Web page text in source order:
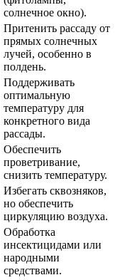
солнечное окно).
Притенить рассаду от
прямых солнечных
лучей, особенно в
полдень.
Поддерживать
оптимальную
температуру для
конкретного вида
рассады.
Обеспечить
проветривание,
снизить температуру.
Избегать сквозняков,
но обеспечить
циркуляцию воздуха.
Обработка
инсектицидами или
народными
средствами.